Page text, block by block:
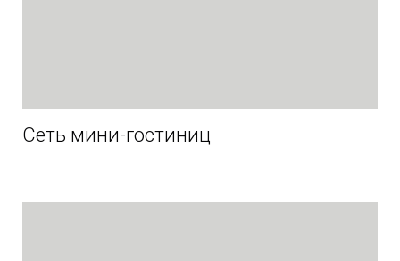
Сеть мини-гостиниц